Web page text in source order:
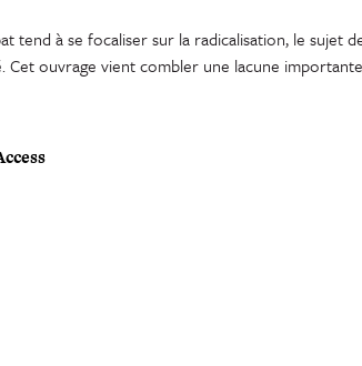
tend à se focaliser sur la radicalisation, le sujet
Cet ouvrage vient combler une lacune